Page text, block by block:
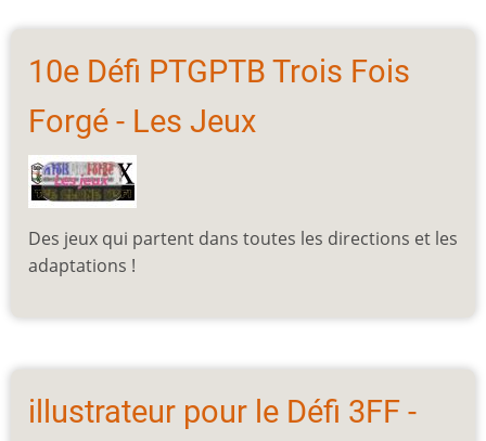
10e Défi PTGPTB Trois Fois
Forgé - Les Jeux
Des jeux qui partent dans toutes les directions et les
adaptations !
illustrateur pour le Défi 3FF -